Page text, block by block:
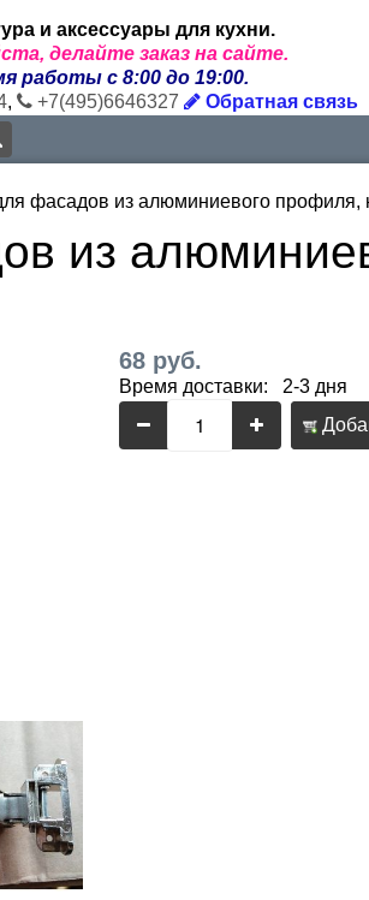
и аксессуары для кухни.
делайте заказ на сайте.
работы с 8:00 до 19:00.
, +7(495)6646327
Обратная связь
фасадов из алюминиевого профиля,
из
68 руб.
Время доставки: 2-3 дня